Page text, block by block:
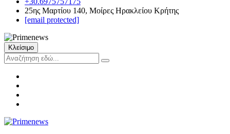
25ης Μαρτίου 140, Μοίρες Ηρακλείου Κρήτης
[email protected]
Κλείσιμο